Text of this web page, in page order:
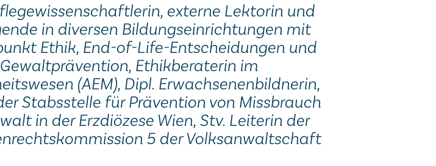
externe Lektorin und
in diversen Bildungseinrichtungen mit
Ethik, End-of-Life-Entscheidungen und
Gewaltprävention, Ethikberaterin im
(AEM), Dipl. Erwachsenenbildnerin,
Stabsstelle für Prävention von Missbrauch
in der Erzdiözese Wien, Stv. Leiterin der
5 der Volksanwaltschaft